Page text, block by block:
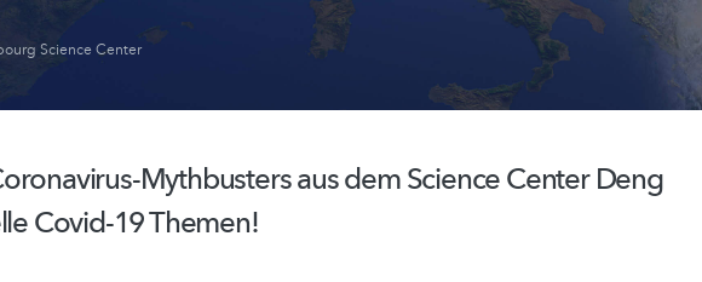
Science Center
Mythbustersaus dem Science Center Deng
Covid-19 Themen!